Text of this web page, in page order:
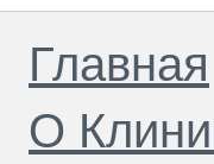
Главная
О